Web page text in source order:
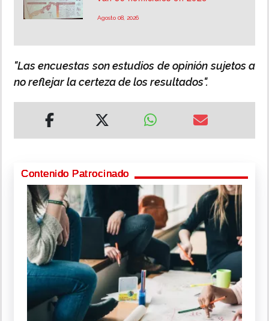
Agosto 08, 2026
"Las encuestas son estudios de opinión sujetos a
no reflejar la certeza de los resultados".
Contenido Patrocinado